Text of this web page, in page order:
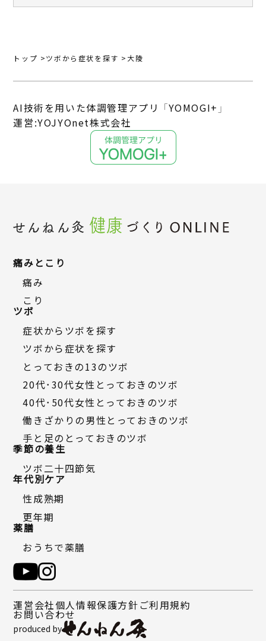
トップ ツボから症状を探す 大陵
AI技術を用いた体調管理アプリ 「YOMOGI+」
運営:YOJYOnet株式会社
痛みとこり
痛み
こり
ツボ
症状からツボを探す
ツボから症状を探す
とっておきの13のツボ
20代・30代女性とっておきのツボ
40代・50代女性とっておきのツボ
働きざかりの男性とっておきのツボ
手と足のとっておきのツボ
季節の養生
ツボ二十四節気
年代別ケア
性成熟期
更年期
薬膳
おうちで薬膳
運営会社個人情報保護方針ご利用規約
お問い合わせ
produced by